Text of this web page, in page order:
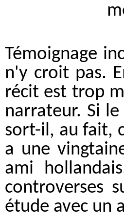
Témoignage
n'y croit pas.
récit est trop
narrateur. Si
sort-il, au fait,
a une
ami
controverses
étude avec un